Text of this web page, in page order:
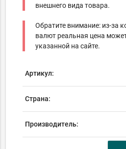
внешнего вида товара.
Обратите внимание: из-за
валют реальная цена
указанной на сайте.
Артикул:
Страна:
Производитель: